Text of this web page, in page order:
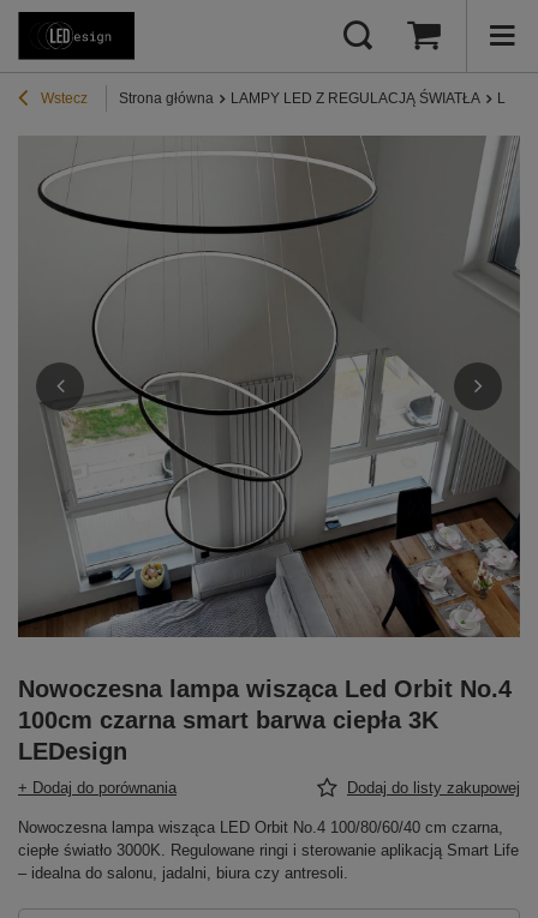
Wstecz Strona główna LAMPY LED Z REGULACJĄ ŚWIATŁA
Nowoczesna lampa wisząca Led Orbit No.4
100cm czarna smart barwa ciepła 3K
LEDesign
+ Dodaj do porównania Dodaj do listy zakupowej
Nowoczesna lampa wisząca LED Orbit No.4 100/80/60/40 cm czarna,
ciepłe światło 3000K. Regulowane ringi i sterowanie aplikacją Smart Life
– idealna do salonu, jadalni, biura czy antresoli.